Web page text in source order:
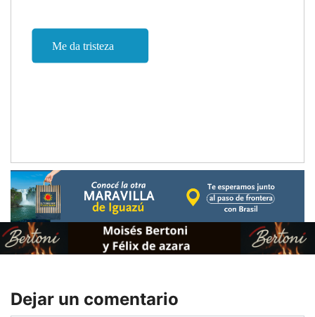
Dejar un comentario